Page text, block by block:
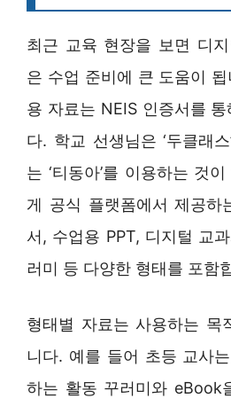
최근 교육 현장을 보면 디
은 수업 준비에 큰 도움이
용 자료는 NEIS 인증서를
다. 학교 선생님은 ‘두클래
는 ‘티동아’를 이용하는 것
게 공식 플랫폼에서 제공하
서, 수업용 PPT, 디지털 교
러미 등 다양한 형태를 포함
형태별 자료는 사용하는 목
니다. 예를 들어 초등 교사
하는 활동 꾸러미와 eBook